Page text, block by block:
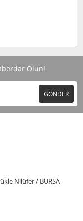
Olun!
GÖNDER
Nilüfer / BURSA